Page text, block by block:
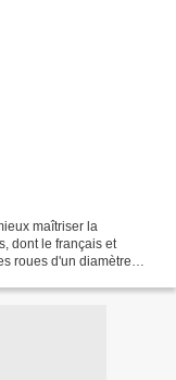
maîtriser la
dont le français et
roues d'un diamètre